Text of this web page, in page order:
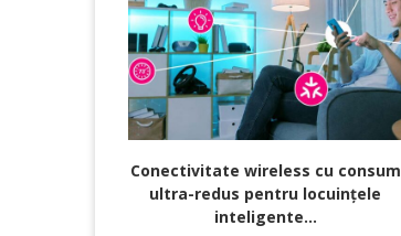
Conectivitate wireless cu consum
ultra-redus pentru locuințele
inteligente...